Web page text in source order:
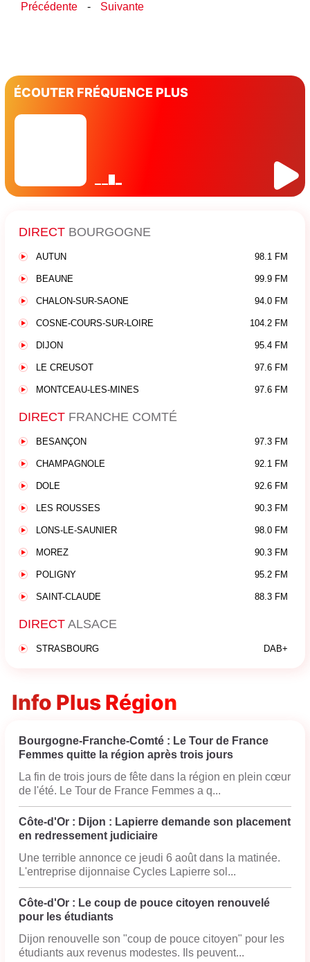
Précédente - Suivante
ÉCOUTER FRÉQUENCE PLUS
DIRECT BOURGOGNE
AUTUN 98.1 FM
BEAUNE 99.9 FM
CHALON-SUR-SAONE 94.0 FM
COSNE-COURS-SUR-LOIRE 104.2 FM
DIJON 95.4 FM
LE CREUSOT 97.6 FM
MONTCEAU-LES-MINES 97.6 FM
DIRECT FRANCHE COMTÉ
BESANÇON 97.3 FM
CHAMPAGNOLE 92.1 FM
DOLE 92.6 FM
LES ROUSSES 90.3 FM
LONS-LE-SAUNIER 98.0 FM
MOREZ 90.3 FM
POLIGNY 95.2 FM
SAINT-CLAUDE 88.3 FM
DIRECT ALSACE
STRASBOURG DAB+
Info Plus Région
Bourgogne-Franche-Comté : Le Tour de France
Femmes quitte la région après trois jours
La fin de trois jours de fête dans la région en plein cœur
de l'été. Le Tour de France Femmes a q...
Côte-d'Or : Dijon : Lapierre demande son placement
en redressement judiciaire
Une terrible annonce ce jeudi 6 août dans la matinée.
L'entreprise dijonnaise Cycles Lapierre sol...
Côte-d'Or : Le coup de pouce citoyen renouvelé
pour les étudiants
Dijon renouvelle son "coup de pouce citoyen" pour les
étudiants aux revenus modestes. Ils peuvent...